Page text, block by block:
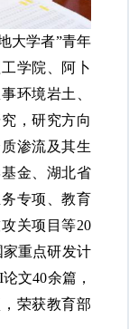
大学者”青年
学院、阿卜
环境岩土、
，研究方向
渗流及其生
金、湖北省
专项、教育
关项目等20
重点研发计
文40余篇，
荣获教育部